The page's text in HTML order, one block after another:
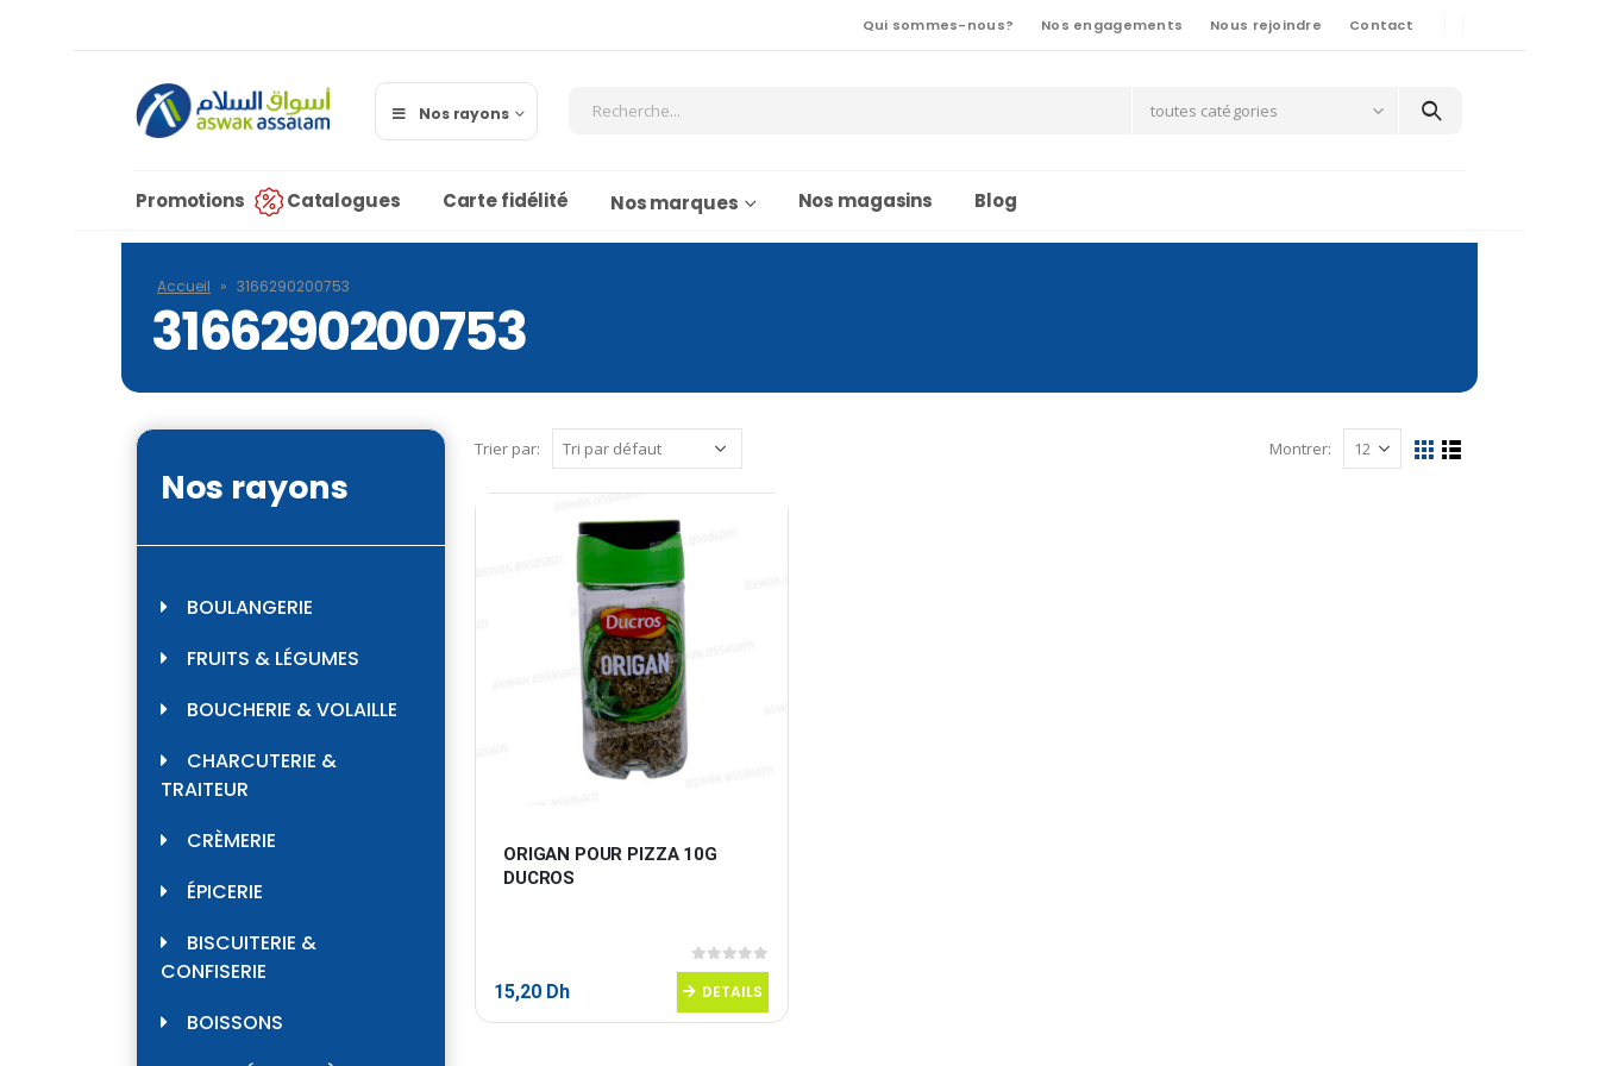
Qui sommes-nous? Nos engagements Nous rejoindre Contact
Nos rayons toutes catégories
Promotions Catalogues Carte fidélité Nos marques Nos magasins Blog
Accueil » 3166290200753
3166290200753
Trier par: Montrer:
ORIGAN POUR PIZZA 10G
DUCROS
0sur 5
15,20 Dh DETAILS
Nos rayons
BOULANGERIE
FRUITS & LÉGUMES
BOUCHERIE & VOLAILLE
CHARCUTERIE &
TRAITEUR
CRÈMERIE
ÉPICERIE
BISCUITERIE &
CONFISERIE
BOISSONS